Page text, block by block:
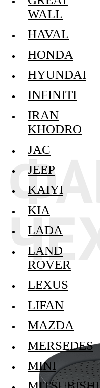
WALL
HAVAL
HONDA
HYUNDAI
INFINITI
IRAN
KHODRO
JAC
JEEP
KAIYI
KIA
LADA
LAND
ROVER
LEXUS
LIFAN
MAZDA
MERSEDES
MINI